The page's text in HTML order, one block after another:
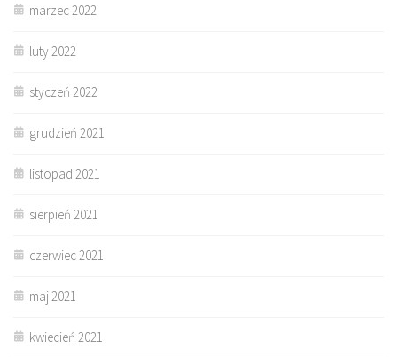
marzec 2022
luty 2022
styczeń 2022
grudzień 2021
listopad 2021
sierpień 2021
czerwiec 2021
maj 2021
kwiecień 2021